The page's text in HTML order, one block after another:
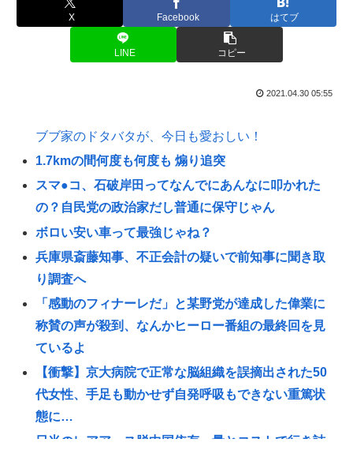
X Facebook はてブ
LINE コピー
2021.04.30 05:55
ブブ家のドタバタが、今日も愛おしい！
1.7kmの間何度も何度も 煽り追突
スマ●コ、石破岸田ってなんでにあんなに叩かれた
の？自民党の政治家だし普通に保守じゃん
ボロい安い車って最強じゃね？
兵庫県斎藤知事、不正会計の疑いで前知事に聞き取
り調査へ
「感動のフィナーレだ」と某野党が達成した偉業に
称賛の声が殺到、なんかヒーロー番組の最終回を見
ているよ
【衝撃】京大病院で正常な脳組織を誤摘出された50
代女性、手足も動かせず自発呼吸もできない重篤状
態に…
日米のレアアース脱中国依存、量とコストで行き詰